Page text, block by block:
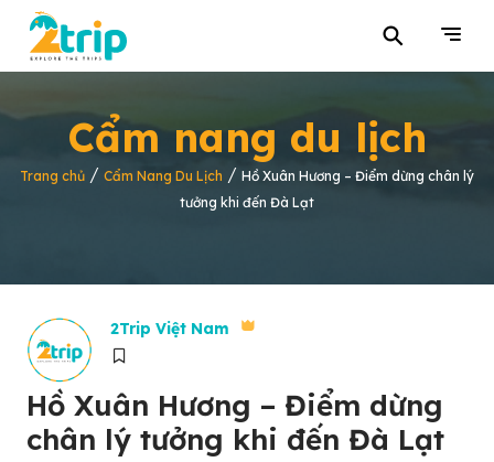
⚲
Cẩm nang du lịch
Trang chủ / Cẩm Nang Du Lịch / Hồ Xuân Hương – Điểm dừng chân lý
tưởng khi đến Đà Lạt
2Trip Việt Nam
Hồ Xuân Hương – Điểm dừng
chân lý tưởng khi đến Đà Lạt